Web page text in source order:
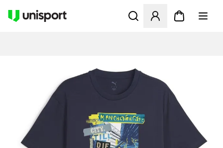
Öffnet ein neues Fenster